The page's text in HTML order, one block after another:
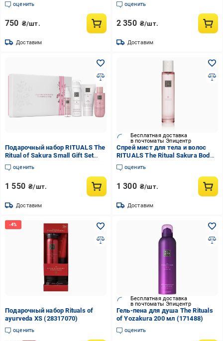
для рук 40 мл
оценить
750 ₴/шт.
Доставим
оценить
2 350 ₴/шт.
Доставим
Подарочный набор RITUALS The
Ritual of Sakura Small Gift Set
(2794692395)
оценить
1 550 ₴/шт.
Доставим
Бесплатная доставка
в почтоматы Эпицентр
Спрей мист для тела и волос
RITUALS The Ritual Sakura Body
Mist 50 мл
оценить
1 300 ₴/шт.
Доставим
Подарочный набор Rituals of
ayurveda XS (28317070)
оценить
Бесплатная доставка
в почтоматы Эпицентр
Гель-пена для душа The Rituals
of Yozakura 200 мл (171488)
оценить